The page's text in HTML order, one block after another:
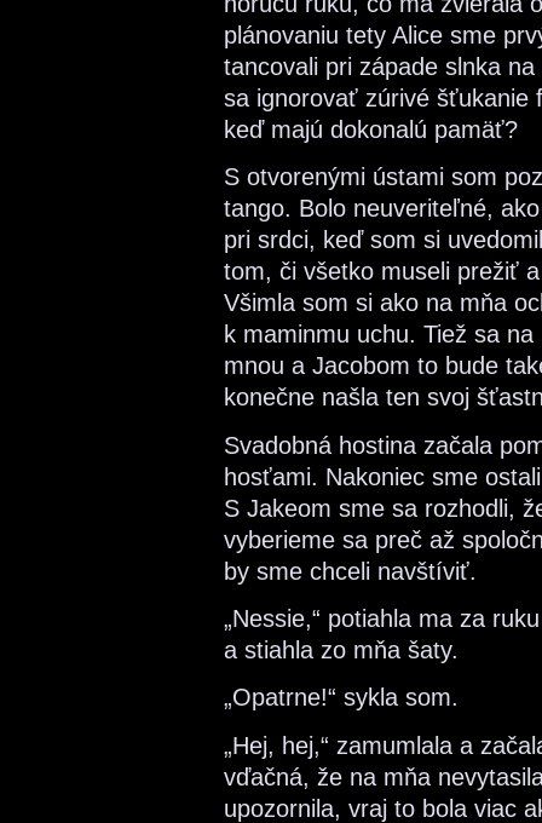
plánovaniu tety Alice sme
tancovali pri západe slnka
sa ignorovať zúrivé šťukanie
keď majú dokonalú pamäť?
S otvorenými ústami som
tango. Bolo neuveriteľné,
pri srdci, keď som si
tom, či všetko museli prežiť
Všimla som si ako na mňa
k maminmu uchu. Tiež sa
mnou a Jacobom to bude
konečne našla ten svoj
Svadobná hostina začala
hosťami. Nakoniec sme
S Jakeom sme sa rozhodli,
vyberieme sa preč až
by sme chceli navštíviť.
„Nessie,“ potiahla ma za
a stiahla zo mňa šaty.
„Opatrne!“ sykla som.
„Hej, hej,“ zamumlala a
vďačná, že na mňa
upozornila, vraj to bola viac